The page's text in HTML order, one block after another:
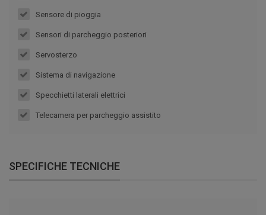
Sensore di pioggia
Sensori di parcheggio posteriori
Servosterzo
Sistema di navigazione
Specchietti laterali elettrici
Telecamera per parcheggio assistito
SPECIFICHE TECNICHE